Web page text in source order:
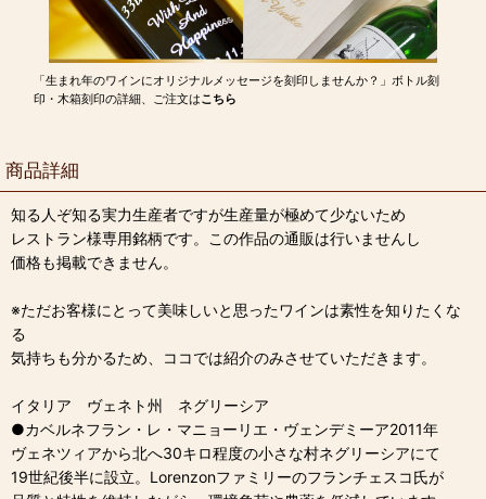
「生まれ年のワインにオリジナルメッセージを刻印しませんか？」ボトル刻
印・木箱刻印の詳細、ご注文はこちら
商品詳細
知る人ぞ知る実力生産者ですが生産量が極めて少ないため
レストラン様専用銘柄です。この作品の通販は行いませんし
価格も掲載できません。
※ただお客様にとって美味しいと思ったワインは素性を知りたくな
る
気持ちも分かるため、ココでは紹介のみさせていただきます。
イタリア ヴェネト州 ネグリーシア
●カベルネフラン・レ・マニョーリエ・ヴェンデミーア2011年
ヴェネツィアから北へ30キロ程度の小さな村ネグリーシアにて
19世紀後半に設立。Lorenzonファミリーのフランチェスコ氏が